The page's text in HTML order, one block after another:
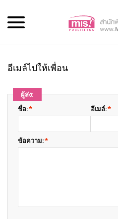
อีเมล์ไปให้เพื่อน
ผู้ส่ง:
*
ชื่อ: *
อีเมล์:
*
ข้อความ: